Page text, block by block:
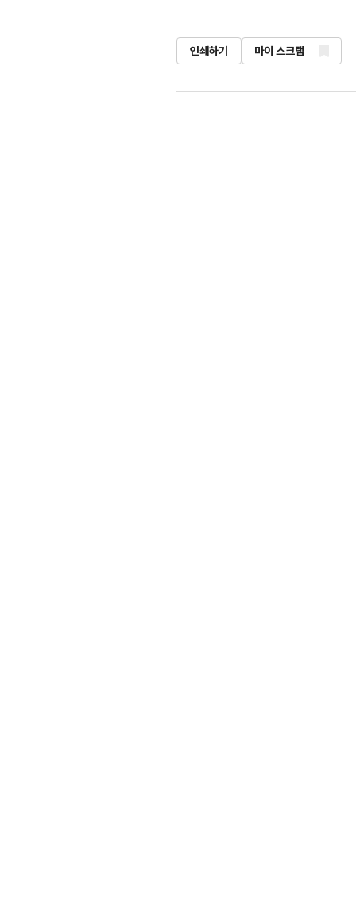
인쇄하기 마이 스크랩